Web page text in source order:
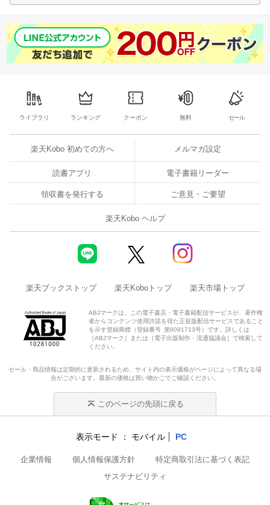
ライブラリ ランキング クーポン 無料 セール
楽天Kobo 初めての方へ メルマガ設定
読書アプリ 電子書籍リーダー
領収書を発行する ご意見・ご要望
楽天Kobo ヘルプ
楽天ブックストップ 楽天Koboトップ 楽天市場トップ
ABJマークは、この電子書店・電子書籍配信サービスが、著作権
者からコンテンツ使用許諾を得た正規版配信サービスであること
を示す登録商標（登録番号 第6091713号）です。詳しくは
［ABJマーク］または［電子出版制作・流通協議会］で検索して
ください。
セール・商品情報は定期的に更新されるため、サイト内の表示価格がページによって異なる場
合がございます。最新の価格は買い物かごでご確認ください。
このページの先頭に戻る
表示モード モバイル PC
企業情報 個人情報保護方針
特定商取引法に基づく表記
サステナビリティ